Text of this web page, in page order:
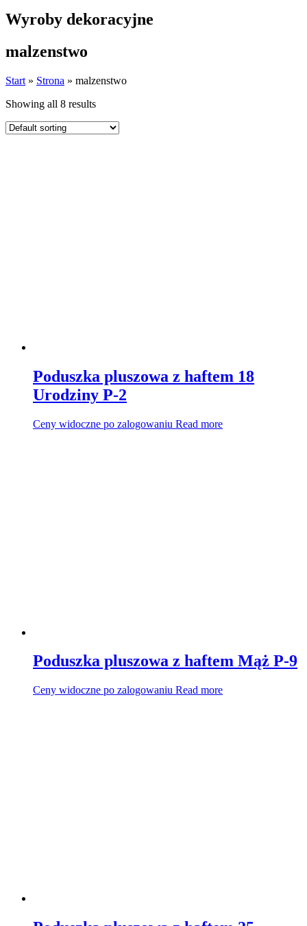
Wyroby dekoracyjne
malzenstwo
Start » Strona » malzenstwo
Showing all 8 results
Poduszka pluszowa z haftem 18
Urodziny P-2
Ceny widoczne po zalogowaniu Read more
Poduszka pluszowa z haftem Mąż P-9
Ceny widoczne po zalogowaniu Read more